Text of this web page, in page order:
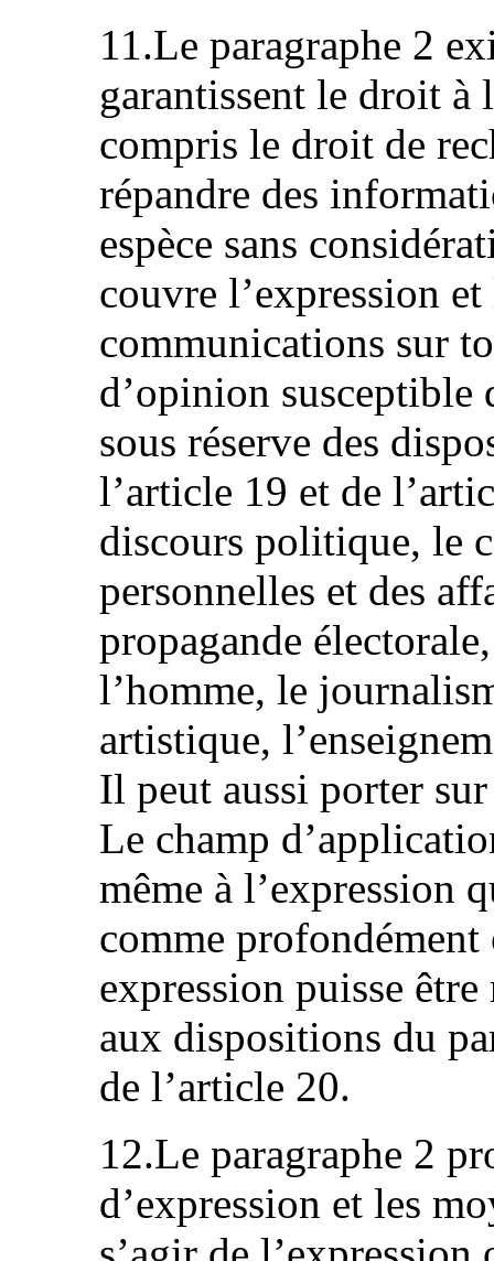
11.Le paragraphe 2
garantissent le droit à
compris le droit de
répandre des
espèce sans
couvre l’expression
communications sur
d’opinion susceptible
sous réserve des
l’article 19 et de
discours politique, le
personnelles et des
propagande
l’homme, le
artistique,
Il peut aussi porter
Le champ
même à l’expression
comme profondément
expression puisse
aux dispositions du
de l’article 20.
12.Le paragraphe 2
d’expression et les